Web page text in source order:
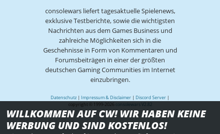
consolewars liefert tagesaktuelle Spielenews,
exklusive Testberichte, sowie die wichtigsten
Nachrichten aus dem Games Business und
zahlreiche Möglichkeiten sich in die
Geschehnisse in Form von Kommentaren und
Forumsbeiträgen in einer der größten
deutschen Gaming Communities im Internet
einzubringen.
Datenschutz | Impressum & Disclaimer | Discord Server |
copyright © 1999-2026
consolewars V2.82
WILLKOMMEN AUF CW! WIR HABEN KEINE
WERBUNG UND SIND KOSTENLOS!